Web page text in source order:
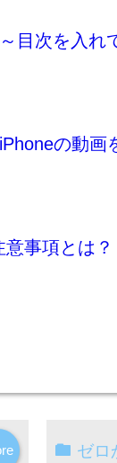
目次を入れ
の動画
事項とは？
ゼロ